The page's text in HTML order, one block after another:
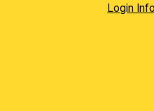
Login